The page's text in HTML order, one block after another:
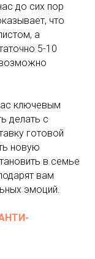
до сих пор
что
а
5-10
возможно
ключевым
делать с
готовой
новую
в семье
вам
эмоций.